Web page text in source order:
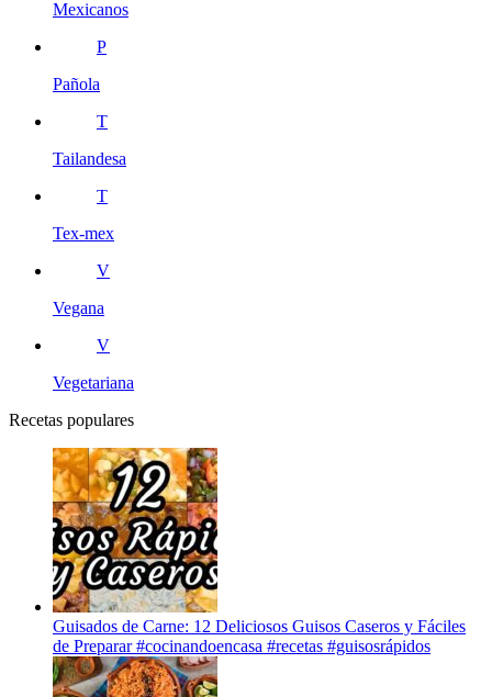
Mexicanos
P
Pañola
T
Tailandesa
T
Tex-mex
V
Vegana
V
Vegetariana
Recetas populares
Guisados de Carne: 12 Deliciosos Guisos Caseros y Fáciles
de Preparar #cocinandoencasa #recetas #guisosrápidos